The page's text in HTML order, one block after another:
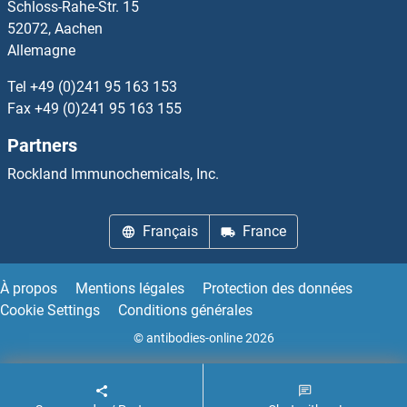
SARS2 Protéines
SART1 Protéines
SART3 Protéines
SASH1 Protéines
SATB1 Protéines
SATB2 Protéines
Schloss-Rahe-Str. 15
52072, Aachen
Allemagne
Tel +49 (0)241 95 163 153
Fax +49 (0)241 95 163 155
Partners
Rockland Immunochemicals, Inc.
Français France
À propos Mentions légales
Protection des données
Cookie Settings
Conditions générales
© antibodies-online 2026